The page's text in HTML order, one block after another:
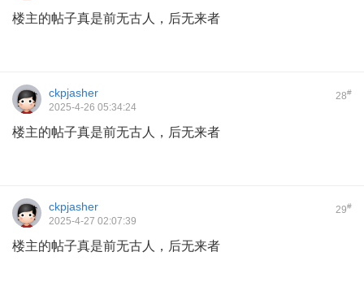
楼主的帖子真是前无古人，后无来者
28#
ckpjasher
2025-4-26 05:34:24
楼主的帖子真是前无古人，后无来者
29#
ckpjasher
2025-4-27 02:07:39
楼主的帖子真是前无古人，后无来者